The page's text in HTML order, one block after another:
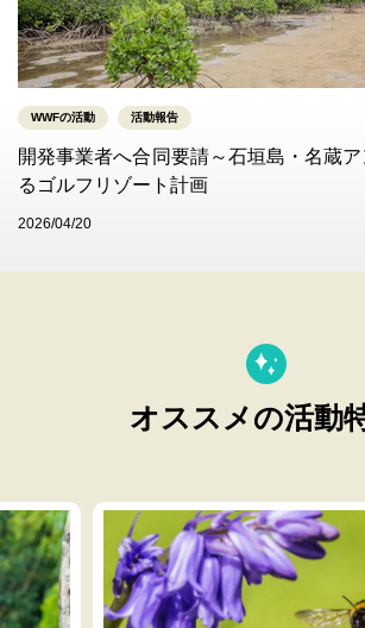
WWFの活動 活動報告
開発事業者へ合同要請～石垣島・名蔵
るゴルフリゾート計画
2026/04/20
オススメの活動